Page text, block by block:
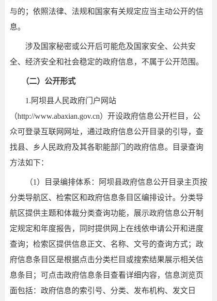
与的；依照法律、法规和国家有关规定应当主动公开的信
息。
涉及国家秘密或公开后可能危及国家安全、公共安
全、经济安全和社会稳定的政府信息，不属于公开范围。
（二）公开形式
1.阿坝县人民政府门户网站
（http://www.abaxian.gov.cn）开设政府信息公开栏目，公
众可登录互联网网址，通过政府信息公开目录的引导，查
找县、乡人民政府及其各职能部门的政府信息。目录查询
方法如下：
（1）目录编排体系：阿坝县政府信息公开目录主页按
分类导航区、检索区和政府信息条目区编排设计。分类导
航区提供主题和体裁分类查询功能，展示政府信息公开制
定规定和年度报告，同时提供网上在线依申请公开和进度
查询；检索区提供信息正文、名称、文号的查询方式；政
府信息条目区是根据点击分类栏目或搜索结果展示相关信
息条目；可点击政府信息条目查看详细内容，信息浏览页
面包括：政府信息的索引号、分类、发布机构、发文日